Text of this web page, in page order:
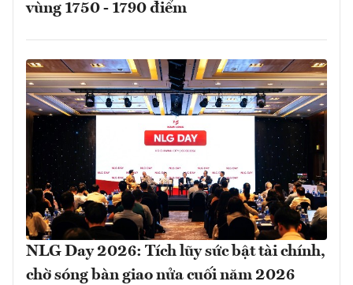
vùng 1750 - 1790 điểm
NLG Day 2026: Tích lũy sức bật tài chính,
chờ sóng bàn giao nửa cuối năm 2026